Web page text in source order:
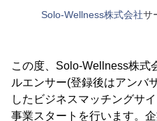
Solo-Wellness株式会社サ
この度、Solo-Wellness株式
ルエンサー(登録後はアンバ
したビジネスマッチングサ
事業スタートを行います。